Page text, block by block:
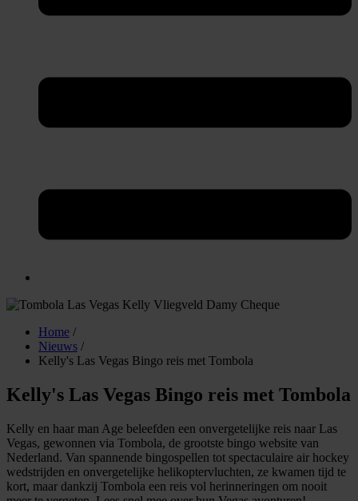
Home /
Nieuws /
Kelly's Las Vegas Bingo reis met Tombola
Kelly's Las Vegas Bingo reis met Tombola
Kelly en haar man Age beleefden een onvergetelijke reis naar Las
Vegas, gewonnen via Tombola, de grootste bingo website van
Nederland. Van spannende bingospellen tot spectaculaire air hockey
wedstrijden en onvergetelijke helikoptervluchten, ze kwamen tijd te
kort, maar dankzij Tombola een reis vol herinneringen om nooit